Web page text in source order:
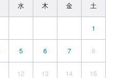
水 木 金 土
1
5 6 7 8
12 13 14 15